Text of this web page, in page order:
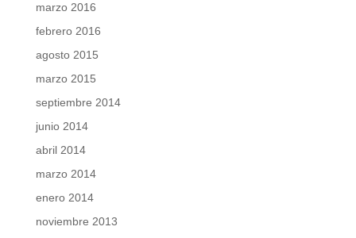
marzo 2016
febrero 2016
agosto 2015
marzo 2015
septiembre 2014
junio 2014
abril 2014
marzo 2014
enero 2014
noviembre 2013